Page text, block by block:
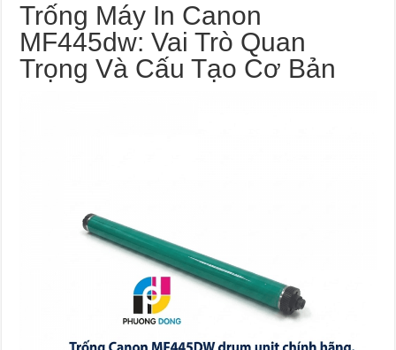
Trống Máy In Canon
MF445dw: Vai Trò Quan
Trọng Và Cấu Tạo Cơ Bản